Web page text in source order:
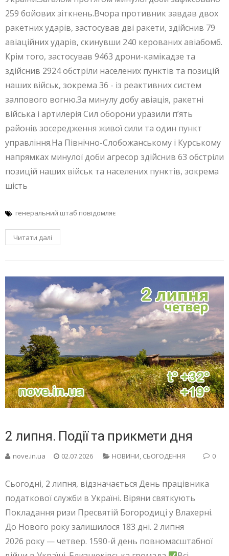
259 бойових зіткнень.Вчора противник завдав двох
ракетних ударів, застосував дві ракети, здійснив 79
авіаційних ударів, скинувши 240 керованих авіабомб.
Крім того, застосував 9463 дрони-камікадзе та
здійснив 2924 обстріли населених пунктів та позицій
наших військ, зокрема 36 - із реактивних систем
залпового вогню.За минулу добу авіація, ракетні
війська і артилерія Сил оборони уразили п’ять
районів зосередження живої сили та один пункт
управління.На Північно-Слобожанському і Курському
напрямках минулої доби агресор здійснив 63 обстріли
позицій наших військ та населених пунктів, зокрема
шість
генеральний штаб повідомляє
Читати далі
2 липня. Події та прикмети дня
nove.in.ua 02.07.2026 НОВИНИ, СЬОГОДЕННЯ 0
Сьогодні, 2 липня, відзначається День працівника
податкової служби в Україні. Віряни святкують
Покладання ризи Пресвятій Богородиці у Влахерні.
До Нового року залишилося 183 дні. 2 липня
2026 року — четвер. 1590-й день повномасштабної